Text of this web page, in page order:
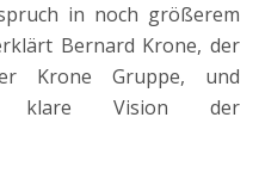
in noch größerem
Bernard Krone, der
Krone Gruppe, und
klare Vision der